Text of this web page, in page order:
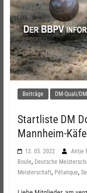
Beiträge DM-Quali/DM
Startliste DM
Mannheim-
12. 05. 2022 Antje
Boule, Deutsche
Meisterschaft, Pétanque,